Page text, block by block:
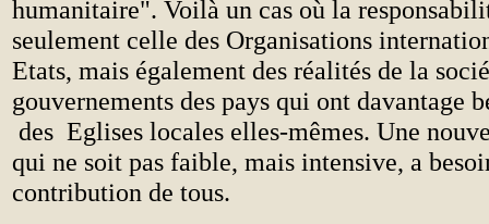
humanitaire". Voilà un cas où la
seulement celle des Organisations
Etats, mais également des réalités de la
gouvernements des pays qui ont davantage
des Eglises locales elles-mêmes. Une
qui ne soit pas faible, mais intensive, a
contribution de tous.